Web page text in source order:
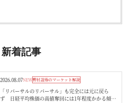
新着記事
2026.08.07NEW野村證券のマーケット解説
「リバーサルのリバーサル」も完全には元に戻ら
ず 日経平均株価の高値奪回には1年程度かかる傾